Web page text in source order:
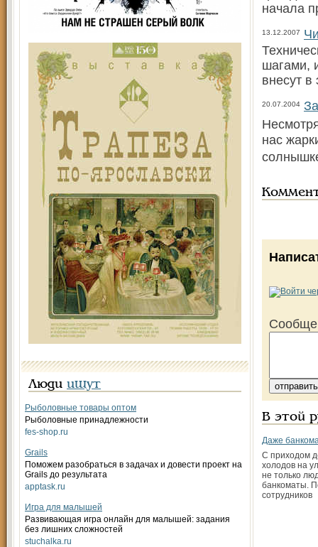
Люди ищут
Рыболовные товары оптом
Рыболовные принадлежности
fes-shop.ru
Grails
Поможем разобраться в задачах и довести проект на
Grails до результата
apptask.ru
Игра для малышей
Развивающая игра онлайн для малышей: задания
без лишних сложностей
stuchalka.ru
начала
13.12.2007
шагами,
внесут
20.07.2004
нас
В этой
Даже
С приходом
холодов на
не только
банкоматы.
сотрудников